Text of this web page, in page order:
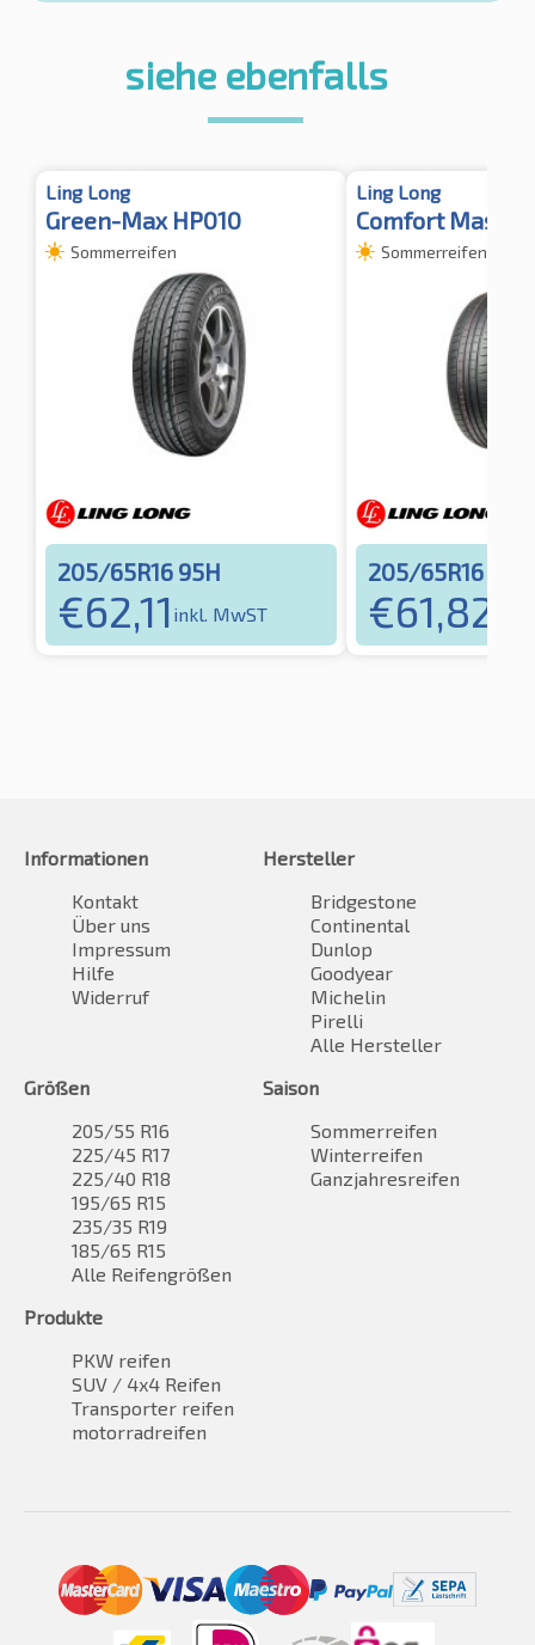
siehe ebenfalls
Ling Long
Green-Max HP010
Sommerreifen
205/65R16 95H
€62,11 inkl. MwST
Ling Long
Comfort Master
Sommerreifen
205/65R16 95H
€61,82
Informationen
Kontakt
Über uns
Impressum
Hilfe
Widerruf
Hersteller
Bridgestone
Continental
Dunlop
Goodyear
Michelin
Pirelli
Alle Hersteller
Größen
205/55 R16
225/45 R17
225/40 R18
195/65 R15
235/35 R19
185/65 R15
Alle Reifengrößen
Saison
Sommerreifen
Winterreifen
Ganzjahresreifen
Produkte
PKW reifen
SUV / 4x4 Reifen
Transporter reifen
motorradreifen